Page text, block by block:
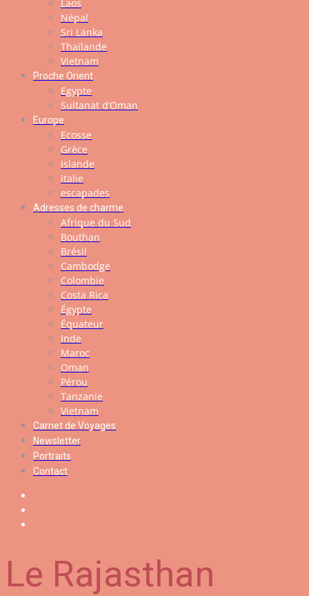
Laos
Népal
Sri Lanka
Thaïlande
Vietnam
Proche Orient
Egypte
Sultanat d’Oman
Europe
Ecosse
Grèce
Islande
italie
escapades
Adresses de charme
Afrique du Sud
Bouthan
Brésil
Cambodge
Colombie
Costa Rica
Égypte
Équateur
Inde
Maroc
Oman
Pérou
Tanzanie
Vietnam
Carnet de Voyages
Newsletter
Portraits
Contact
Le Rajasthan